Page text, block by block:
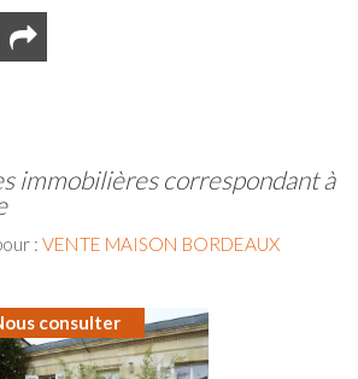
: VENTE MAISON BORDEAUX
Nous consulter